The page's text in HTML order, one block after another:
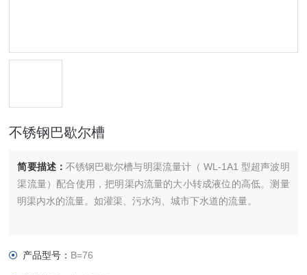
不锈钢巴歇尔槽
简要描述： 不锈钢巴歇尔槽与明渠流量计（ WL-1A1 型超声波明
渠流量）配合使用，把明渠内流量的大小转成液位的高低。测量
明渠内水的流量。如灌渠、污水沟、城市下水道的流量。
产品型号： B=76